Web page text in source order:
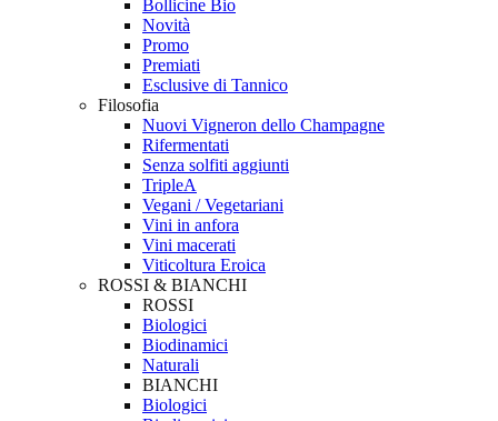
Bollicine Bio
Novità
Promo
Premiati
Esclusive di Tannico
Filosofia
Nuovi Vigneron dello Champagne
Rifermentati
Senza solfiti aggiunti
TripleA
Vegani / Vegetariani
Vini in anfora
Vini macerati
Viticoltura Eroica
ROSSI & BIANCHI
ROSSI
Biologici
Biodinamici
Naturali
BIANCHI
Biologici